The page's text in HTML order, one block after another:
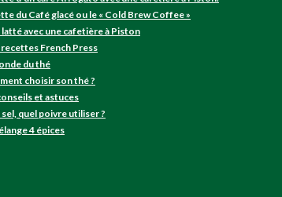
du Café glacé ou le « Cold Brew Coffee »
latté avec une cafetière à Piston
recettes French Press
du thé
choisir son thé ?
et astuces
sel, quel poivre utiliser ?
4 épices